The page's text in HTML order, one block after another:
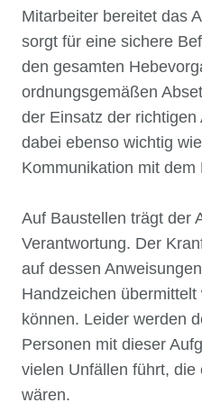
Mitarbeiter bereitet das
sorgt für eine sichere
den gesamten
ordnungsgemäßen
der Einsatz der richtigen
dabei ebenso wichtig
Kommunikation mit dem
Auf Baustellen trägt der
Verantwortung. Der
auf dessen
Handzeichen
können. Leider werden
Personen mit dieser
vielen Unfällen führt,
wären.